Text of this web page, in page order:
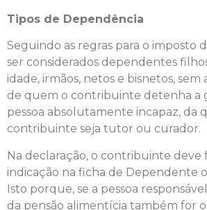
Tipos de Dependência
Seguindo as regras para o imposto
ser considerados dependentes
idade, irmãos, netos e bisnetos, sem
de quem o contribuinte detenha a
pessoa absolutamente incapaz, da
contribuinte seja tutor ou curador.
Na declaração, o contribuinte deve
indicação na ficha de Dependente
Isto porque, se a pessoa
da pensão alimentícia também for o